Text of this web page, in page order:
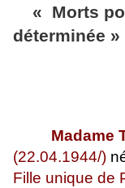
« Morts
déterminée »
Madame
(22.04.1944/)
Fille unique de